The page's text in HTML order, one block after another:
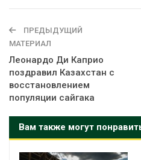
ПРЕДЫДУЩИЙ
МАТЕРИАЛ
Леонардо Ди Каприо
поздравил Казахстан с
восстановлением
популяции сайгака
Вам также могут